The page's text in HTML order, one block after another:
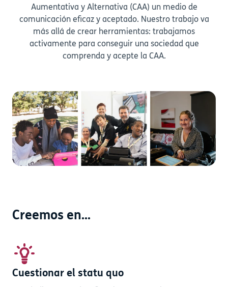
Aumentativa y Alternativa (CAA) un medio de
comunicación eficaz y aceptado. Nuestro trabajo va
más allá de crear herramientas: trabajamos
activamente para conseguir una sociedad que
comprenda y acepte la CAA.
Creemos en...
Cuestionar el statu quo